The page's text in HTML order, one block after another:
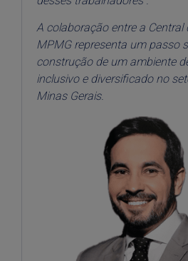
A colaboração entre a
MPMG representa um passo
construção de um ambiente
inclusivo e diversificado no
Minas Gerais.